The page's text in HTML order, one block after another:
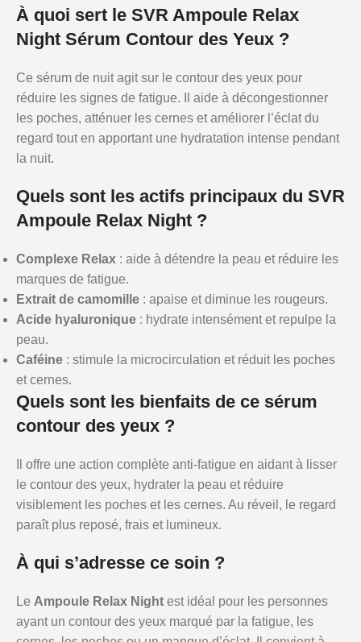
À quoi sert le SVR Ampoule Relax
Night Sérum Contour des Yeux ?
Ce sérum de nuit agit sur le contour des yeux pour
réduire les signes de fatigue. Il aide à décongestionner
les poches, atténuer les cernes et améliorer l’éclat du
regard tout en apportant une hydratation intense pendant
la nuit.
Quels sont les actifs principaux du SVR
Ampoule Relax Night ?
Complexe Relax : aide à détendre la peau et réduire les
marques de fatigue.
Extrait de camomille : apaise et diminue les rougeurs.
Acide hyaluronique : hydrate intensément et repulpe la
peau.
Caféine : stimule la microcirculation et réduit les poches
et cernes.
Quels sont les bienfaits de ce sérum
contour des yeux ?
Il offre une action complète anti-fatigue en aidant à lisser
le contour des yeux, hydrater la peau et réduire
visiblement les poches et les cernes. Au réveil, le regard
paraît plus reposé, frais et lumineux.
À qui s’adresse ce soin ?
Le Ampoule Relax Night est idéal pour les personnes
ayant un contour des yeux marqué par la fatigue, les